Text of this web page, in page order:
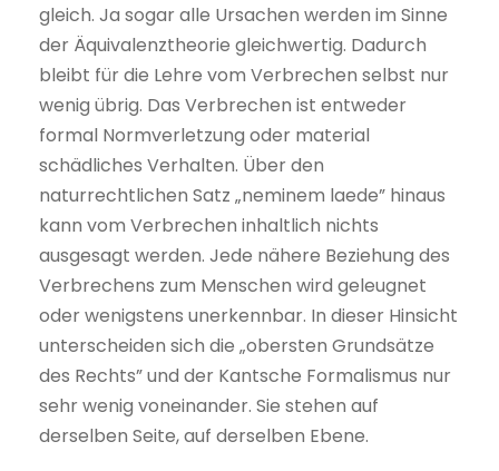
gleich. Ja sogar alle Ursachen werden im Sinne
der Äquivalenztheorie gleichwertig. Dadurch
bleibt für die Lehre vom Verbrechen selbst nur
wenig übrig. Das Verbrechen ist entweder
formal Normverletzung oder material
schädliches Verhalten. Über den
naturrechtlichen Satz „neminem laede” hinaus
kann vom Verbrechen inhaltlich nichts
ausgesagt werden. Jede nähere Beziehung des
Verbrechens zum Menschen wird geleugnet
oder wenigstens unerkennbar. In dieser Hinsicht
unterscheiden sich die „obersten Grundsätze
des Rechts” und der Kantsche Formalismus nur
sehr wenig voneinander. Sie stehen auf
derselben Seite, auf derselben Ebene.